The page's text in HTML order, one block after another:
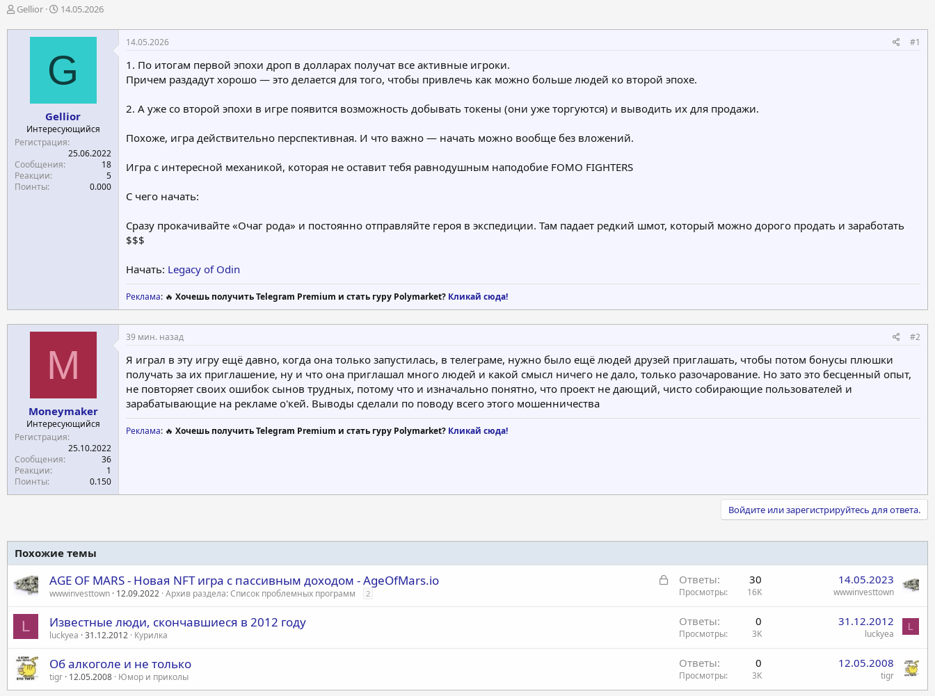
А
т
Gellior
Д
т
н
а
ч
а
14.05.2026
G
Gellior
Интересующийся
Регистрация
25.06.2022
Сообщения
18
Реакции
5
Поинты
0.000
14.05.2026 #1
1. По итогам первой эпохи дроп в долларах получат все активные игроки.
Причем раздадут хорошо — это делается для того, чтобы привлечь как можно больше людей ко второй эпохе.
2. А уже со второй эпохи в игре появится возможность добывать токены (они уже торгуются) и выводить их для продажи.
Похоже, игра действительно перспективная. И что важно — начать можно вообще без вложений.
Игра с интересной механикой, которая не оставит тебя равнодушным наподобие FOMO FIGHTERS
С чего начать:
Сразу прокачивайте «Очаг рода» и постоянно отправляйте героя в экспедиции. Там падает редкий шмот, который можно дорого продать и заработать
$$$
Начать: Legacy of Odin
Реклама: 🔥 Хочешь получить Telegram Premium и стать гуру Polymarket? Кликай сюда!
M
Moneymaker
Интересующийся
Регистрация
25.10.2022
Сообщения
36
Реакции
1
Поинты
0.150
39 мин. назад #2
Я играл в эту игру ещё давно, когда она только запустилась, в телеграме, нужно было ещё людей друзей приглашать, чтобы потом бонусы плюшки
получать за их приглашение, ну и что она приглашал много людей и какой смысл ничего не дало, только разочарование. Но зато это бесценный опыт,
не повторяет своих ошибок сынов трудных, потому что и изначально понятно, что проект не дающий, чисто собирающие пользователей и
зарабатывающие на рекламе о'кей. Выводы сделали по поводу всего этого мошенничества
Реклама: 🔥 Хочешь получить Telegram Premium и стать гуру Polymarket? Кликай сюда!
Войдите или зарегистрируйтесь для ответа.
Похожие темы
З
AGE OF MARS - Новая NFT игра с пассивным доходом - AgeOfMars.io
wwwinvesttown 12.09.2022 Архив раздела: Список проблемных программ 2
Ответы 30
Просмотры 16K
14.05.2023
wwwinvesttown
L Известные люди, скончавшиеся в 2012 году
luckyea 31.12.2012 Курилка
Ответы 0
Просмотры 3K
31.12.2012
luckyea
L
Об алкоголе и не только
tigr 12.05.2008 Юмор и приколы
Ответы 0
Просмотры 3K
12.05.2008
tigr